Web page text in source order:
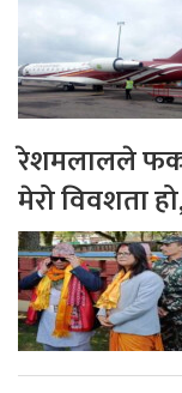
रेशमलालले
मेरो विवशता